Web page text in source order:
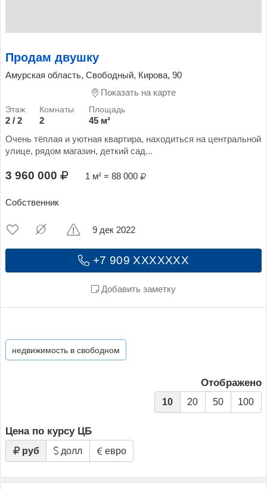
Продам двушку
Амурская область, Свободный, Кирова, 90
Показать на карте
2 / 2 2
45 м²
Очень тёплая и уютная квартира, находиться на центральной
улице, рядом магазин, деткий сад...
3 960 000 1 м² = 88 000
Собственник
+7 909 XXXXXXX
Добавить заметку
9 дек 2022
недвижимость в свободном
Отображено
10 20 50 100
Цена по курсу ЦБ
руб долл евро